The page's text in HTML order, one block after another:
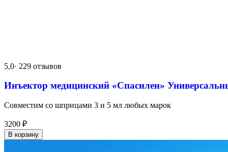
5,0· 229 отзывов
Инъектор медицинский «Спасилен»
Совместим со шприцами 3 и 5 мл любых марок
3200 ₽
В корзину